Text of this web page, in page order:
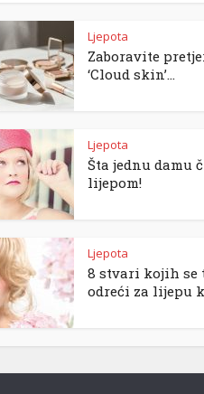
Ljepota
Zaboravite
‘Cloud skin’...
Ljepota
Šta jednu damu
lijepom!
Ljepota
8 stvari kojih se
odreći za lijepu